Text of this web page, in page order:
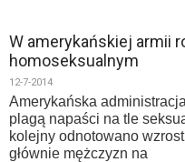
W amerykańskiej armii
homoseksualnym
12-7-2014
Amerykańska
plagą napaści na tle
kolejny odnotowano
głównie mężczyzn na